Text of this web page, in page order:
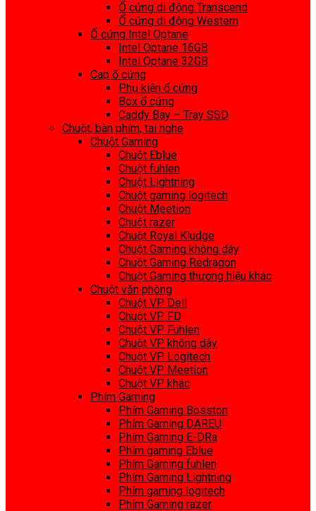
Ổ cứng di động Transcend
Ổ cứng di động Western
Ổ cứng Intel Optane
Intel Optane 16GB
Intel Optane 32GB
Cap ổ cứng
Phụ kiện ổ cứng
Box ổ cứng
Caddy Bay – Tray SSD
Chuột, bàn phím, tai nghe
Chuột Gaming
Chuột Eblue
Chuột fuhlen
Chuột Lightning
Chuột gaming logitech
Chuột Meetion
Chuột razer
Chuột Royal Kludge
Chuột Gaming không dây
Chuột Gaming Redragon
Chuột Gaming thương hiệu khác
Chuột văn phòng
Chuột VP Dell
Chuột VP FD
Chuột VP Fuhlen
Chuột VP không dây
Chuột VP Logitech
Chuột VP Meetion
Chuột VP khác
Phím Gaming
Phím Gaming Bosston
Phím Gaming DAREU
Phím Gaming E-DRa
Phím gaming Eblue
Phím Gaming fuhlen
Phím Gaming Lightning
Phím gaming logitech
Phím Gaming razer